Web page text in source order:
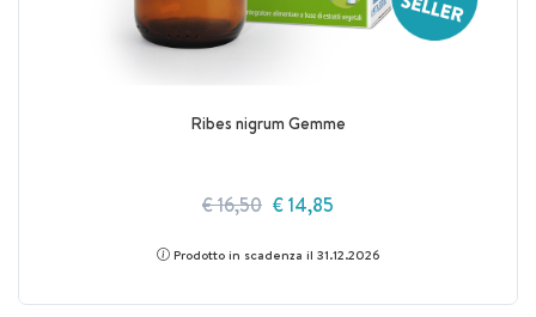
Ribes nigrum Gemme
€ 16,50 € 14,85
Prodotto in scadenza il 31.12.2026